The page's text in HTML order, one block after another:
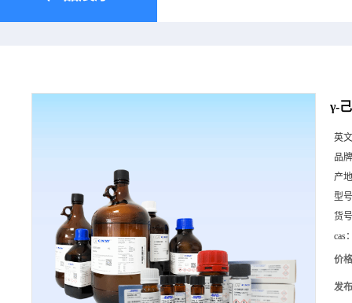
γ-
英
品
产
型
货
cas
价
发